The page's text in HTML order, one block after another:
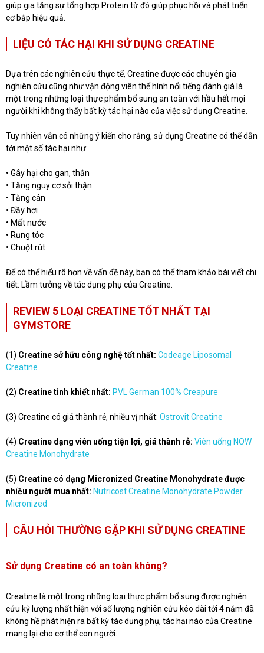
giúp gia tăng sự tổng hợp Protein từ đó giúp phục hồi và phát triển
cơ bắp hiệu quả.
LIỆU CÓ TÁC HẠI KHI SỬ DỤNG CREATINE
Dựa trên các nghiên cứu thực tế, Creatine được các chuyên gia
nghiên cứu cũng như vận động viên thể hình nổi tiếng đánh giá là
một trong những loại thực phẩm bổ sung an toàn với hầu hết mọi
người khi không thấy bất kỳ tác hại nào của việc sử dụng Creatine.
Tuy nhiên vẫn có những ý kiến cho rằng, sử dụng Creatine có thể dẫn
tới một số tác hại như:
• Gây hại cho gan, thận
• Tăng nguy cơ sỏi thận
• Tăng cân
• Đầy hơi
• Mất nước
• Rụng tóc
• Chuột rút
Để có thể hiểu rõ hơn về vấn đề này, bạn có thể tham khảo bài viết chi
tiết: Lầm tưởng về tác dụng phụ của Creatine.
REVIEW 5 LOẠI CREATINE TỐT NHẤT TẠI
GYMSTORE
(1) Creatine sở hữu công nghệ tốt nhất: Codeage Liposomal
Creatine
(2) Creatine tinh khiết nhất: PVL German 100% Creapure
(3) Creatine có giá thành rẻ, nhiều vị nhất: Ostrovit Creatine
(4) Creatine dạng viên uống tiện lợi, giá thành rẻ: Viên uống NOW
Creatine Monohydrate
(5) Creatine có dạng Micronized Creatine Monohydrate được
nhiều người mua nhất: Nutricost Creatine Monohydrate Powder
Micronized
CÂU HỎI THƯỜNG GẶP KHI SỬ DỤNG CREATINE
Sử dụng Creatine có an toàn không?
Creatine là một trong những loại thực phẩm bổ sung được nghiên
cứu kỹ lượng nhất hiện với số lượng nghiên cứu kéo dài tới 4 năm đã
không hề phát hiện ra bất kỳ tác dụng phụ, tác hại nào của Creatine
mang lại cho cơ thể con người.